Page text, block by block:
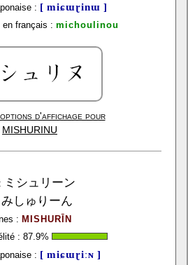
: [ miɕɯɽinɯ ]
en français : michoulinou
d'affichage pour
MISHURINU
ミシュリーン
みしゅりーん
: MISHURĪN
: 87.9%
: [ miɕɯɽiːɴ ]